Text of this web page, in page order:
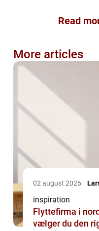
Read
More articles
02 august 2026
inspiration
Flyttefirma i
vælger du den